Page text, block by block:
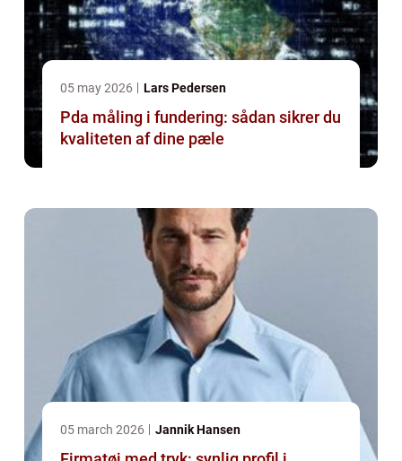
05 may 2026 Lars Pedersen
Pda måling i fundering: sådan sikrer du
kvaliteten af dine pæle
05 march 2026 Jannik Hansen